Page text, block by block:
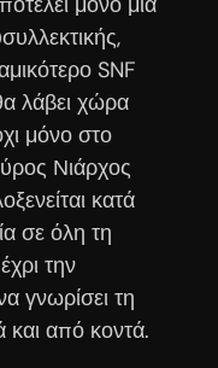
SNF
λάβει χώρα
μόνο στο
Νιάρχος
κατά
σε όλη τη
την
γνωρίσει τη
και από κοντά.